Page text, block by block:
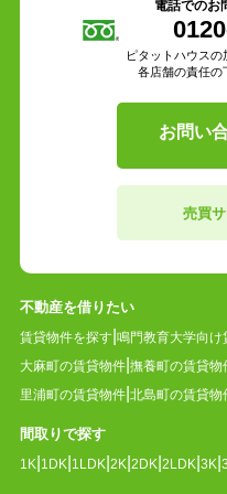
電話でのお
ピタットハウスの
各店舗の責任の
お問い
売買
不動産を借りたい
賃貸物件を探す 鳴門教育大学向け
大麻町の賃貸物件 撫養町の賃貸物
里浦町の賃貸物件 北島町の賃貸物
間取りで探す
1K 1DK 1LDK 2K 2DK 2LDK 3K